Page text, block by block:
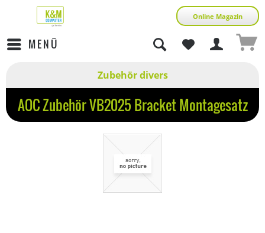
Online Magazin
MENÜ
Zubehör divers
AOC Zubehör VB2025 Bracket Montagesatz